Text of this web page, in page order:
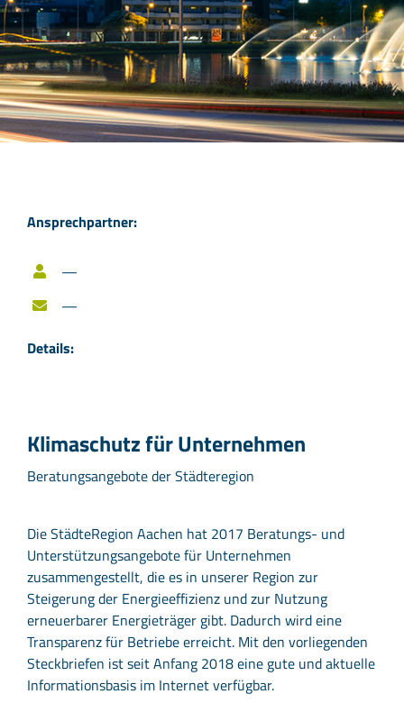
Ansprechpartner:
—
—
Details:
Klimaschutz für Unternehmen
Beratungsangebote der Städteregion
Die StädteRegion Aachen hat 2017 Beratungs- und
Unterstützungsangebote für Unternehmen
zusammengestellt, die es in unserer Region zur
Steigerung der Energieeffizienz und zur Nutzung
erneuerbarer Energieträger gibt. Dadurch wird eine
Transparenz für Betriebe erreicht. Mit den vorliegenden
Steckbriefen ist seit Anfang 2018 eine gute und aktuelle
Informationsbasis im Internet verfügbar.